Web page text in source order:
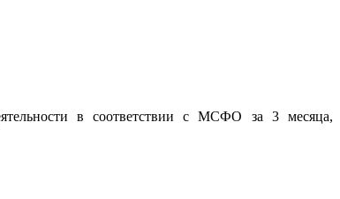
в соответствии с МСФО за 3 месяца,